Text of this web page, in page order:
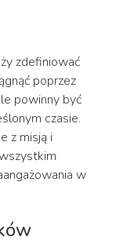
zdefiniować
poprzez
powinny być
czasie.
z misją i
w